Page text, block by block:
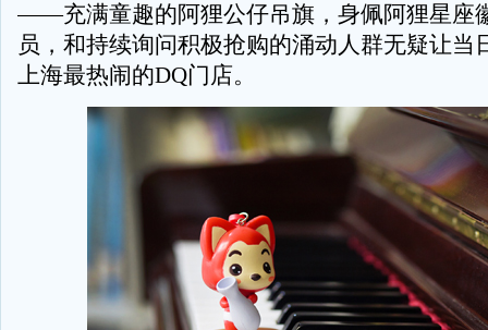
——充满童趣的阿狸公仔吊旗，身佩阿狸星座
员，和持续询问积极抢购的涌动人群无疑让当
上海最热闹的DQ门店。